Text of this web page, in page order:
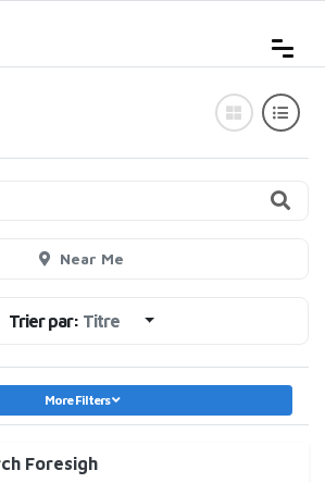
Near Me
Trier par: Titre
More Filters
Foresigh